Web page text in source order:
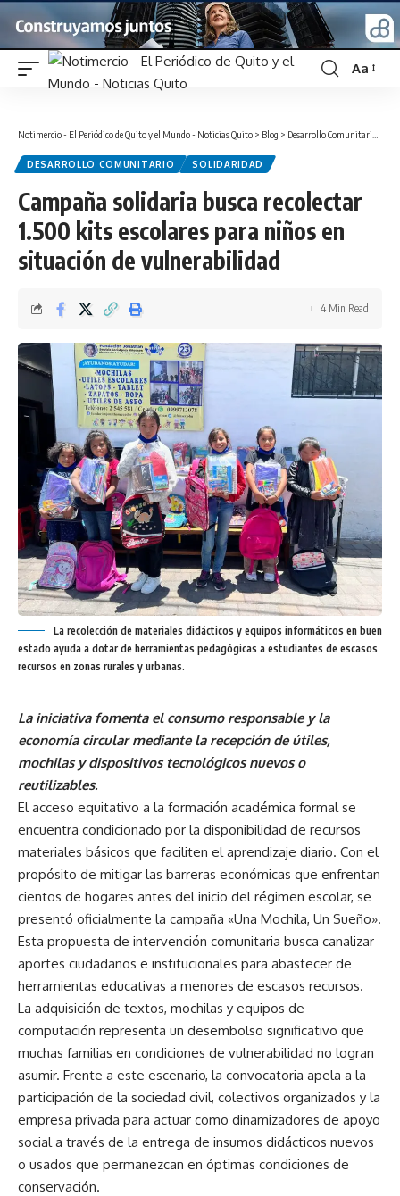
Font
Aa
Notimercio - El Periódico de Quito y el Mundo - Noticias Quito > Blog > Desarrollo Comunitario
DESARROLLO COMUNITARIO SOLIDARIDAD
Campaña solidaria busca recolectar
1.500 kits escolares para niños en
situación de vulnerabilidad
4 Min Read
La recolección de materiales didácticos y equipos informáticos en buen
estado ayuda a dotar de herramientas pedagógicas a estudiantes de escasos
recursos en zonas rurales y urbanas.
La iniciativa fomenta el consumo responsable y la
economía circular mediante la recepción de útiles,
mochilas y dispositivos tecnológicos nuevos o
reutilizables.
El acceso equitativo a la formación académica formal se
encuentra condicionado por la disponibilidad de recursos
materiales básicos que faciliten el aprendizaje diario. Con el
propósito de mitigar las barreras económicas que enfrentan
cientos de hogares antes del inicio del régimen escolar, se
presentó oficialmente la campaña «Una Mochila, Un Sueño».
Esta propuesta de intervención comunitaria busca canalizar
aportes ciudadanos e institucionales para abastecer de
herramientas educativas a menores de escasos recursos.
La adquisición de textos, mochilas y equipos de
computación representa un desembolso significativo que
muchas familias en condiciones de vulnerabilidad no logran
asumir. Frente a este escenario, la convocatoria apela a la
participación de la sociedad civil, colectivos organizados y la
empresa privada para actuar como dinamizadores de apoyo
social a través de la entrega de insumos didácticos nuevos
o usados que permanezcan en óptimas condiciones de
conservación.